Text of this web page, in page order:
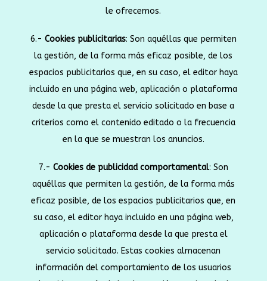
le ofrecemos.
6.- Cookies publicitarias: Son aquéllas que permiten
la gestión, de la forma más eficaz posible, de los
espacios publicitarios que, en su caso, el editor haya
incluido en una página web, aplicación o plataforma
desde la que presta el servicio solicitado en base a
criterios como el contenido editado o la frecuencia
en la que se muestran los anuncios.
7.- Cookies de publicidad comportamental: Son
aquéllas que permiten la gestión, de la forma más
eficaz posible, de los espacios publicitarios que, en
su caso, el editor haya incluido en una página web,
aplicación o plataforma desde la que presta el
servicio solicitado. Estas cookies almacenan
información del comportamiento de los usuarios